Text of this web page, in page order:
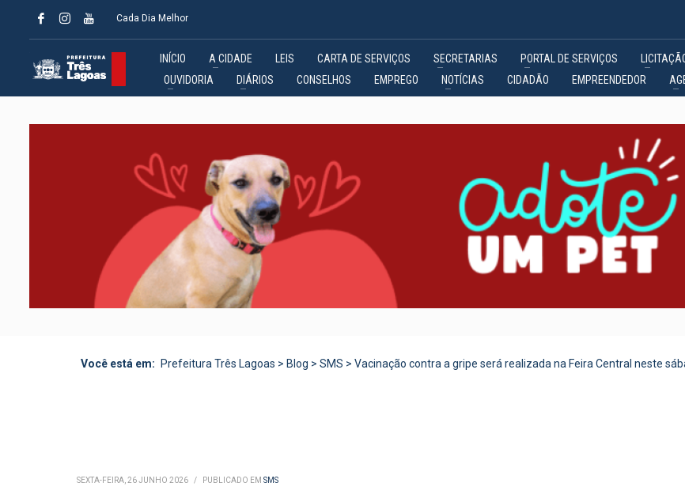
Cada Dia Melhor
INÍCIO A CIDADE LEIS CARTA DE SERVIÇOS SECRETARIAS PORTAL DE SERVIÇOS
OUVIDORIA
DIÁRIOS CONSELHOS EMPREGO NOTÍCIAS CIDADÃO EMPREENDEDOR
Você está em: Prefeitura Três Lagoas > Blog > SMS > Vacinação contra a gripe será realizada na Feira Central neste
SEXTA-FEIRA, 26 JUNHO 2026 / PUBLICADO EM SMS